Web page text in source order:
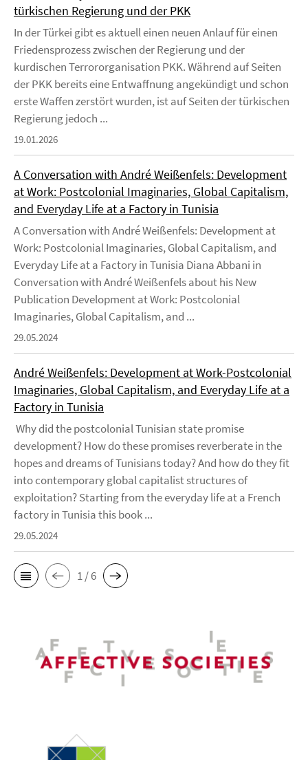
türkischen Regierung und der PKK
In der Türkei gibt es aktuell einen neuen Anlauf für einen
Friedensprozess zwischen der Regierung und der
kurdischen Terrororganisation PKK. Während auf Seiten
der PKK bereits eine Entwaffnung angekündigt und schon
erste Waffen zerstört wurden, ist auf Seiten der türkischen
Regierung jedoch ...
19.01.2026
A Conversation with André Weißenfels: Development
at Work: Postcolonial Imaginaries, Global Capitalism,
and Everyday Life at a Factory in Tunisia
A Conversation with André Weißenfels: Development at
Work: Postcolonial Imaginaries, Global Capitalism, and
Everyday Life at a Factory in Tunisia Diana Abbani in
Conversation with André Weißenfels about his New
Publication Development at Work: Postcolonial
Imaginaries, Global Capitalism, and ...
29.05.2024
André Weißenfels: Development at Work-Postcolonial
Imaginaries, Global Capitalism, and Everyday Life at a
Factory in Tunisia
Why did the postcolonial Tunisian state promise
development? How do these promises reverberate in the
hopes and dreams of Tunisians today? And how do they fit
into contemporary global capitalist structures of
exploitation? Starting from the everyday life at a French
factory in Tunisia this book ...
29.05.2024
1 / 6